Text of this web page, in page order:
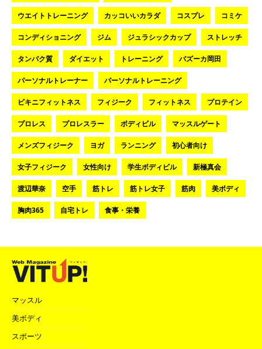
ウエイトトレーニング カッコいいカラダ コスプレ コミケ
コンディショニング ジム ジュラシックカップ ストレッチ
タンパク質 ダイエット トレーニング バズーカ岡田
パーソナルトレーナー パーソナルトレーニング
ビキニフィットネス フィジーク フィットネス プロテイン
プロレス プロレスラー ボディビル マッスルゲート
メンズフィジーク ヨガ ランニング 初心者向け
女子フィジーク 女性向け 学生ボディビル 新極真会
渡辺華奈 空手 筋トレ 筋トレ女子 筋肉 美ボディ
胸肉365 自宅トレ 食事・栄養
マッスル
美ボディ
スポーツ